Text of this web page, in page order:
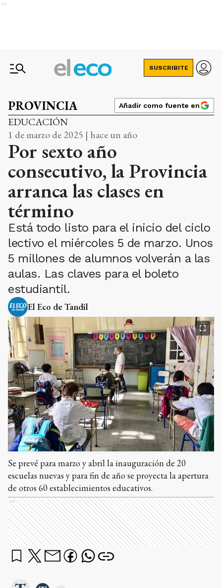
Ads
SUSCRIBITE
PROVINCIA Añadir como fuente en
EDUCACIÓN
1 de marzo de 2025 | hace un año
Por sexto año
consecutivo, la Provincia
arranca las clases en
término
Está todo listo para el inicio del ciclo
lectivo el miércoles 5 de marzo. Unos
5 millones de alumnos volverán a las
aulas. Las claves para el boleto
estudiantil.
El Eco de Tandil
Se prevé para marzo y abril la inauguración de 20
escuelas nuevas y para fin de año se proyecta la apertura
de otros 60 establecimientos educativos.
Ads